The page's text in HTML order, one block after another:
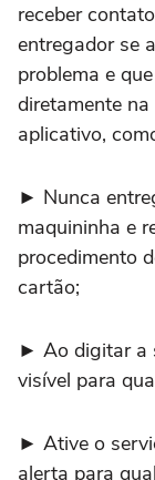
receber
entregador se
problema e
diretamente
aplicativo,
► Nunca
maquininha e
procedimento
cartão;
► Ao digitar a
visível para
► Ative o
alerta para